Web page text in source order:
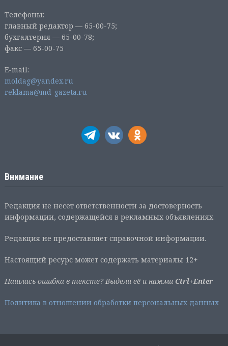
Телефоны:
главный редактор — 65-00-75;
бухгалтерия — 65-00-78;
факс — 65-00-75
E-mail:
moldag@yandex.ru
reklama@md-gazeta.ru
Внимание
Редакция не несет ответственности за достоверность
информации, содержащейся в рекламных объявлениях.
Редакция не предоставляет справочной информации.
Настоящий ресурс может содержать материалы 12+
Нашлась ошибка в тексте? Выдели её и нажми Ctrl+Enter
Политика в отношении обработки персональных данных